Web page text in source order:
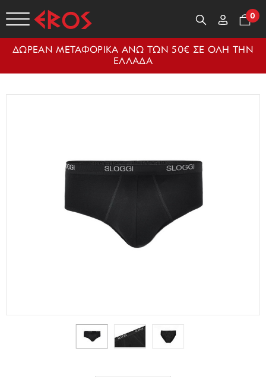
0
ΔΩΡΕΑΝ ΜΕΤΑΦΟΡΙΚΑ ΑΝΩ ΤΩΝ 50€ ΣΕ ΟΛΗ ΤΗΝ
ΕΛΛΑΔΑ